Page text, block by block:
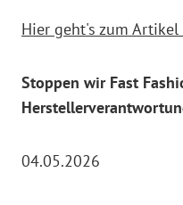
Hier geht's zum
Stoppen wir Fast
04.05.2026